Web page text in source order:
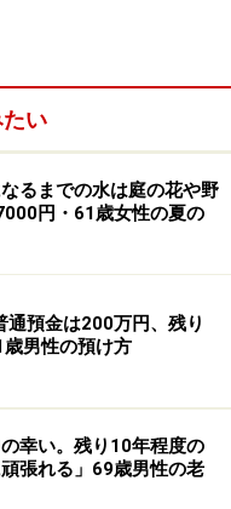
手取りで34万円くら
例年と比べて「あま
待できないし、有休
退職金もなし。パー
きないと語っていま
推移は額面で「いず
い
なるまでの水は庭の花や野
円・61歳女性の夏の
預金は200万円、残り
男性の預け方
の幸い。残り10年程度の
張れる」69歳男性の老